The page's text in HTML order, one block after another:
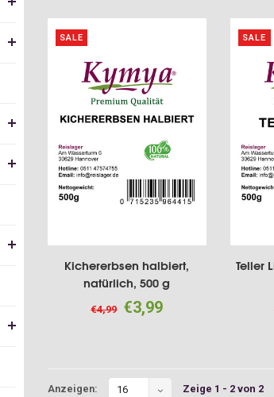
SALE
Kichererbsen halbiert,
natürlich, 500 g
€4,99 €3,99
SALE
Teller
Anzeigen: 16 Zeige 1 - 2 von 2